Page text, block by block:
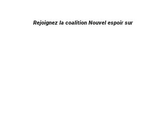
Rejoignez la coalition Nouvel espoir sur